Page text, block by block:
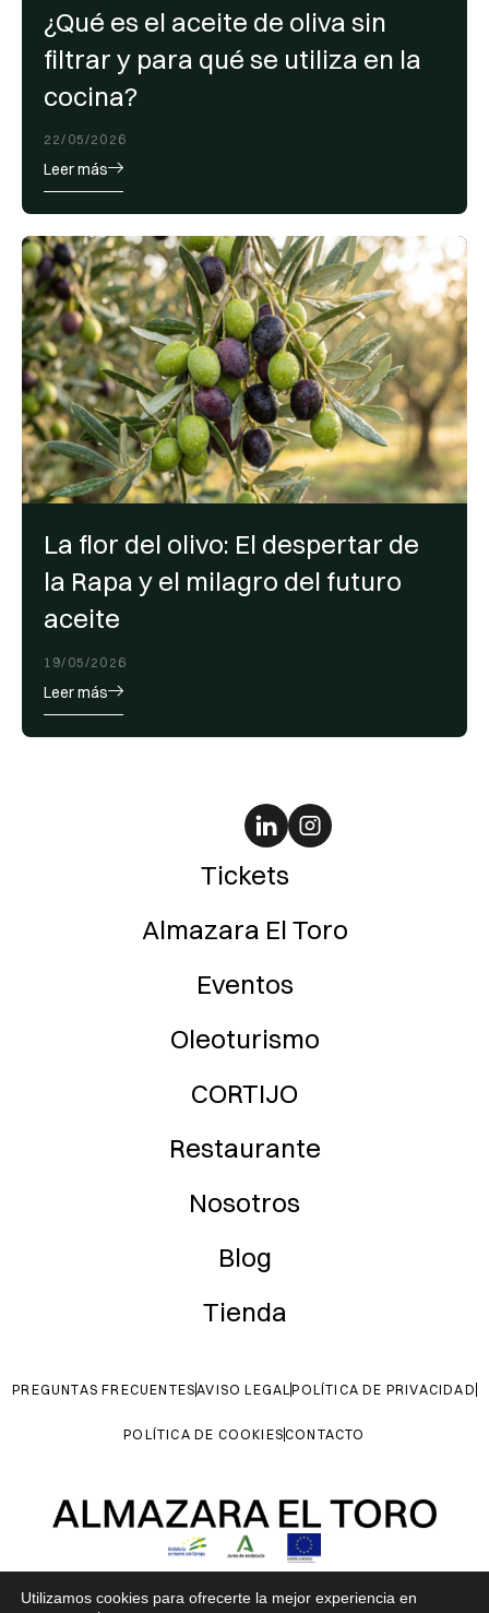
¿Qué es el aceite de oliva sin
filtrar y para qué se utiliza en la
cocina?
22/05/2026
Leer más
La flor del olivo: El despertar de
la Rapa y el milagro del futuro
aceite
19/05/2026
Leer más
Tickets
Almazara El Toro
Eventos
Oleoturismo
CORTIJO
Restaurante
Nosotros
Blog
Tienda
PREGUNTAS FRECUENTESAVISO LEGAL POLÍTICA DE PRIVACIDAD
POLÍTICA DE COOKIESCONTACTO
Construcción de museo del aceite Almazara El Toro. Contribuir a la
conservación del medio ambiente y al patrimonio cultural de
Utilizamos cookies para ofrecerte la mejor experiencia en